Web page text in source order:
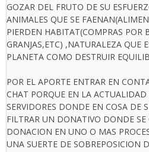
GOZAR DEL FRUTO DE SU
ANIMALES QUE SE
PIERDEN HABITAT(COMPRAS POR
GRANJAS,ETC) ,NATURALEZA QUE
PLANETA COMO DESTRUIR
POR EL APORTE ENTRAR EN
CHAT PORQUE EN LA ACTUALIDAD
SERVIDORES DONDE EN COSA DE
FILTRAR UN DONATIVO DONDE
DONACION EN UNO O MAS
UNA SUERTE DE SOBREPOSICION